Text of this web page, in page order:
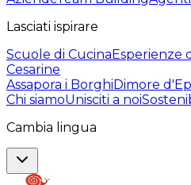
Lasciati ispirare
Scuole di CucinaEsperienze
Cesarine
Assapora i BorghiDimore
Chi siamoUnisciti a noi
Cambia lingua